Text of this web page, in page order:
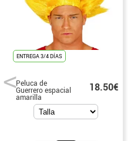
ENTREGA 3/4 DÍAS
Peluca de
Guerrero espacial
amarilla
18.50€